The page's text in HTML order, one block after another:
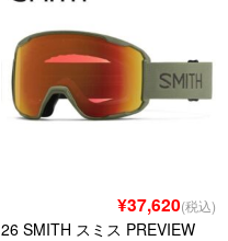
¥37,620(税込)
26 SMITH スミス PREVIEW